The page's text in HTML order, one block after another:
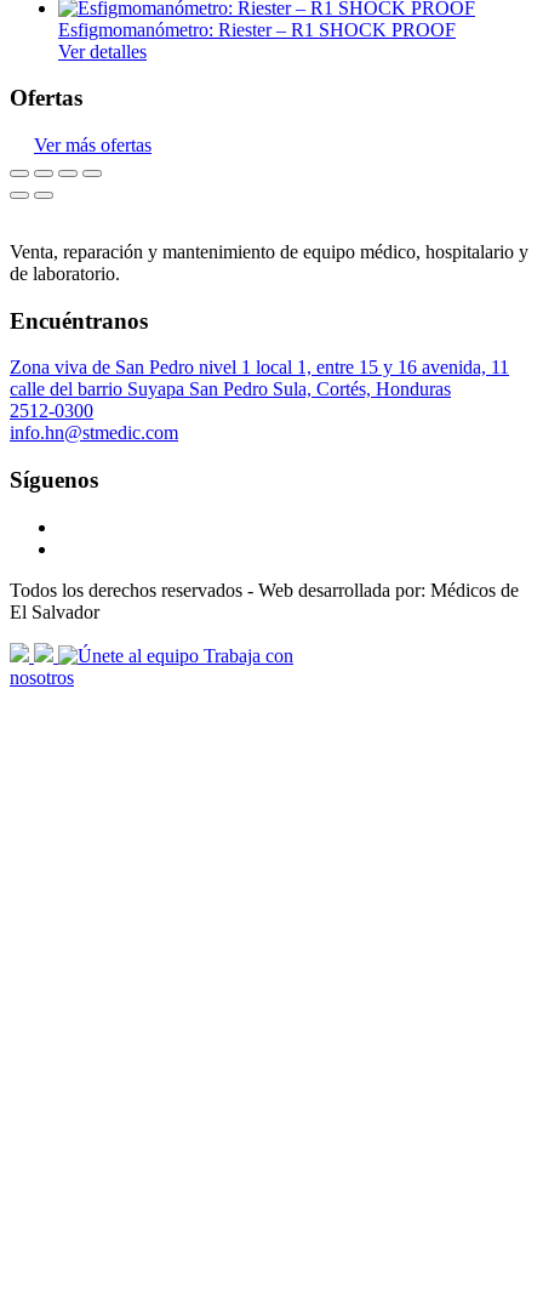
Esfigmomanómetro: Riester – R1 SHOCK PROOF
Ver detalles
Ofertas
Ver más ofertas
Venta, reparación y mantenimiento de equipo médico, hospitalario y
de laboratorio.
Encuéntranos
Zona viva de San Pedro nivel 1 local 1, entre 15 y 16 avenida, 11
calle del barrio Suyapa San Pedro Sula, Cortés, Honduras
2512-0300
info.hn@stmedic.com
Síguenos
Todos los derechos reservados - Web desarrollada por: Médicos de
El Salvador
scroll
arrow
Trabaja con
nosotros